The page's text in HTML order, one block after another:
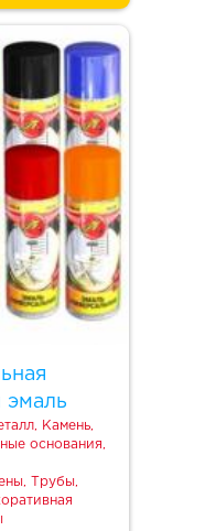
эмаль
Камень,
основания,
Трубы,